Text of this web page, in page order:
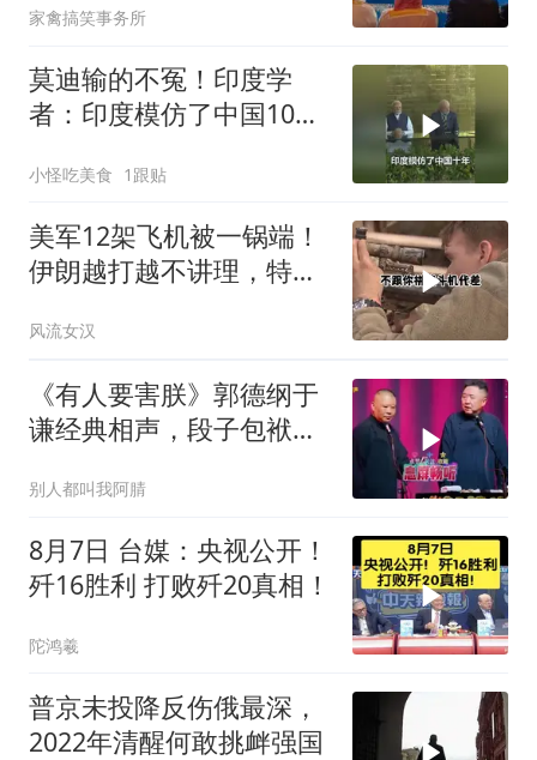
家禽搞笑事务所
莫迪输的不冤！印度学
者：印度模仿了中国10
小怪吃美食 1跟贴
美军12架飞机被一锅端！
伊朗越打越不讲理，特朗
风流女汉
《有人要害朕》郭德纲于
谦经典相声，段子包袱满
别人都叫我阿腈
8月7日 台媒：央视公开！
歼16胜利 打败歼20真相！
陀鸿羲
普京未投降反伤俄最深，
2022年清醒何敢挑衅强国